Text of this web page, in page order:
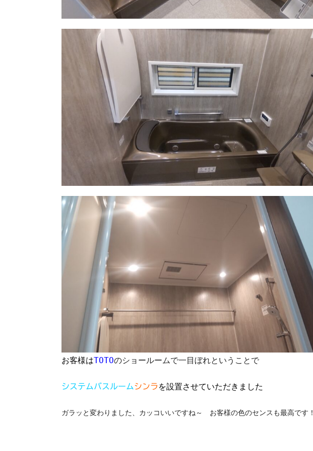
お客様はTOTOのショールームで一目ぼれということで
システムバスルームシンラ を設置させていただきました
ガラッと変わりました、カッコいいですね～ お客様の色のセンスも最高です！